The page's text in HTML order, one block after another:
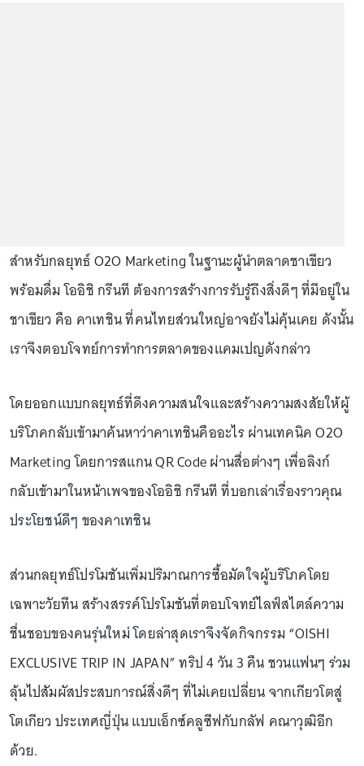
สำหรับกลยุทธ์ O2O Marketing ในฐานะผู้นำตลาดชาเขียว
พร้อมดื่ม โออิชิ กรีนที ต้องการสร้างการรับรู้ถึงสิ่งดีๆ ที่มีอยู่ใน
ชาเขียว คือ คาเทชิน ที่คนไทยส่วนใหญ่อาจยังไม่คุ้นเคย ดังนั้น
เราจึงตอบโจทย์การทำการตลาดของแคมเปญดังกล่าว
โดยออกแบบกลยุทธ์ที่ดึงความสนใจและสร้างความสงสัยให้ผู้
บริโภคกลับเข้ามาค้นหาว่าคาเทชินคืออะไร ผ่านเทคนิค O2O
Marketing โดยการสแกน QR Code ผ่านสื่อต่างๆ เพื่อลิงก์
กลับเข้ามาในหน้าเพจของโออิชิ กรีนที ที่บอกเล่าเรื่องราวคุณ
ประโยชน์ดีๆ ของคาเทชิน
ส่วนกลยุทธ์โปรโมชันเพิ่มปริมาณการซื้อมัดใจผู้บริโภคโดย
เฉพาะวัยทีน สร้างสรรค์โปรโมชันที่ตอบโจทย์ไลฟ์สไตล์ความ
ชื่นชอบของคนรุ่นใหม่ โดยล่าสุดเราจึงจัดกิจกรรม “OISHI
EXCLUSIVE TRIP IN JAPAN” ทริป 4 วัน 3 คืน ชวนแฟนๆ ร่วม
ลุ้นไปสัมผัสประสบการณ์สิ่งดีๆ ที่ไม่เคยเปลี่ยน จากเกียวโตสู่
โตเกียว ประเทศญี่ปุ่น แบบเอ็กซ์คลูซีฟกับกลัฟ คณาวุฒิอีก
ด้วย.